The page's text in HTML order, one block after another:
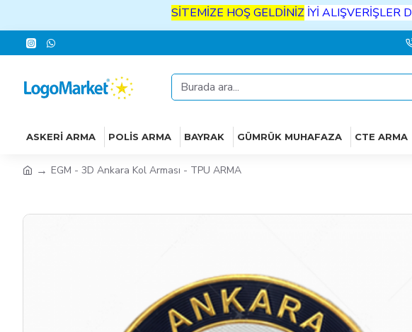
SİTEMİZEHOŞGELDİNİZİYİALIŞVERİŞLER DİLERİZ
ASKERI ARMA POLIS ARMA BAYRAK GÜMRÜK MUHAFAZA CTE ARMA
EGM - 3D Ankara Kol Arması - TPU ARMA